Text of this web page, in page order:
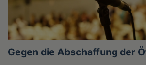
Gegen die Abschaffung der